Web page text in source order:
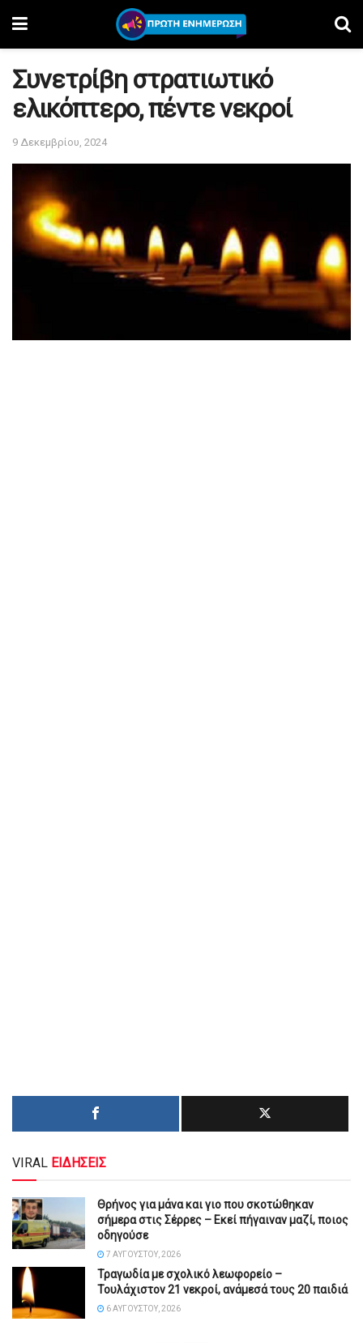
Συνετρίβη στρατιωτικό
ελικόπτερο, πέντε νεκροί
9 Δεκεμβρίου, 2024
VIRAL ΕΙΔΗΣΕΙΣ
Θρήνος για μάνα και γιο που σκοτώθηκαν
σήμερα στις Σέρρες – Εκεί πήγαιναν μαζί, ποιος
οδηγούσε
7 ΑΥΓΟΎΣΤΟΥ, 2026
Τραγωδία με σχολικό λεωφορείο –
Τουλάχιστον 21 νεκροί, ανάμεσά τους 20 παιδιά
6 ΑΥΓΟΎΣΤΟΥ, 2026